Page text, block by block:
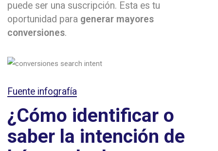
puede ser una suscripción. Esta es tu
oportunidad para generar mayores
conversiones.
Fuente infografía
¿Cómo identificar o
saber la intención de